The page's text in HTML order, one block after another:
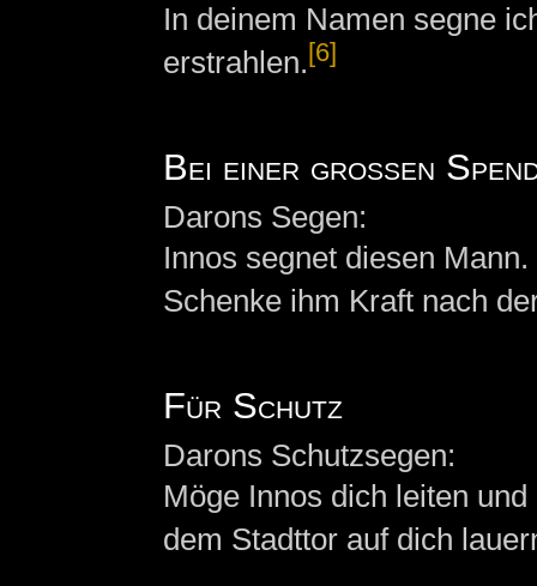
In deinem Namen segne
erstrahlen. [6]
Bei einer großen
Darons Segen:
Innos segnet diesen
Schenke ihm Kraft nach
Für Schutz
Darons Schutzsegen:
Möge Innos dich leiten
dem Stadttor auf dich